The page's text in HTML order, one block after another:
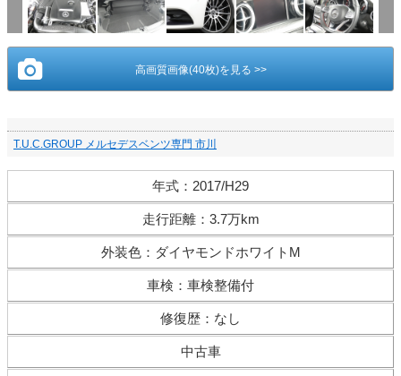
高画質画像(40枚)を見る >>
T.U.C.GROUP メルセデスベンツ専門 市川
年式 ： 2017/H29
走行距離： 3.7万km
外装色： ダイヤモンドホワイトM
車検 ： 車検整備付
修復歴 ： なし
中古車